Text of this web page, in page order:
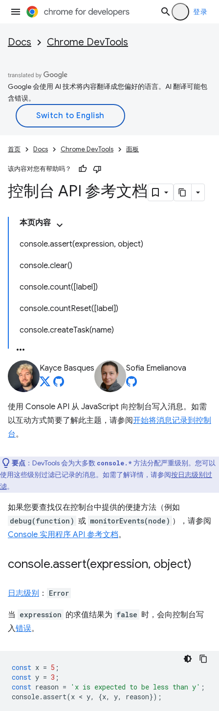
登录
Docs Chrome DevTools
Google 会使用 AI 技术将内容翻译成您偏好的语言。AI 翻译可能包
含错误。
首页 Docs Chrome DevTools 面板
该内容对您有帮助吗？
控制台 API 参考文档
本页内容
console.assert(expression, object)
console.clear()
console.count([label])
console.countReset([label])
console.createTask(name)
Kayce Basques Sofia Emelianova
使用 Console API 从 JavaScript 向控制台写入消息。如需
以互动方式简要了解此主题，请参阅开始将消息记录到控制
台。
要点 ：DevTools 会为大多数 console.* 方法分配严重级别。您可以
使用这些级别过滤已记录的消息。如需了解详情，请参阅按日志级别过
滤。
如果您要查找仅在控制台中提供的便捷方法（例如
debug(function) 或 monitorEvents(node) ），请参阅
Console 实用程序 API 参考文档。
console.assert(expression, object)
日志级别 ： Error
当 expression 的求值结果为 false 时，会向控制台写
入错误。
const x = 5 ;
const y = 3 ;
const reason = 'x is expected to be less than y' ;
console.assert(x < y, {x, y, reason});